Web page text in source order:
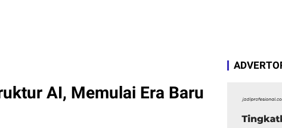
AI, Memulai Era Baru